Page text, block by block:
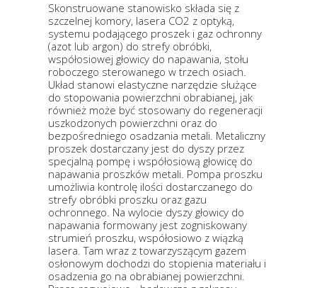
Skonstruowane stanowisko składa się z
szczelnej komory, lasera CO2 z optyką,
systemu podającego proszek i gaz ochronny
(azot lub argon) do strefy obróbki,
współosiowej głowicy do napawania, stołu
roboczego sterowanego w trzech osiach.
Układ stanowi elastyczne narzędzie służące
do stopowania powierzchni obrabianej, jak
również może być stosowany do regeneracji
uszkodzonych powierzchni oraz do
bezpośredniego osadzania metali. Metaliczny
proszek dostarczany jest do dyszy przez
specjalną pompę i współosiową głowicę do
napawania proszków metali. Pompa proszku
umożliwia kontrolę ilości dostarczanego do
strefy obróbki proszku oraz gazu
ochronnego. Na wylocie dyszy głowicy do
napawania formowany jest zogniskowany
strumień proszku, współosiowo z wiązką
lasera. Tam wraz z towarzyszącym gazem
osłonowym dochodzi do stopienia materiału i
osadzenia go na obrabianej powierzchni.